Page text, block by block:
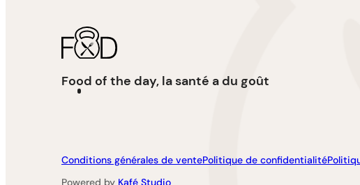
Food of the day, la santé a du goût
Conditions générales de ventePolitique de confidentialité
Powered by Kafé Studio